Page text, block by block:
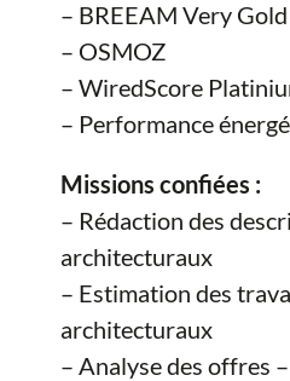
– BREEAM Very Gold
– OSMOZ
– WiredScore
– Performance
Missions confiées :
– Rédaction des
architecturaux
– Estimation des
architecturaux
– Analyse des offres